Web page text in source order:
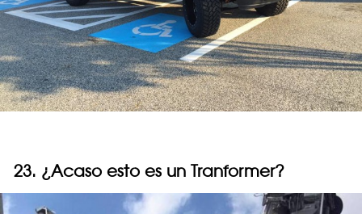
23. ¿Acaso esto es un Tranformer?